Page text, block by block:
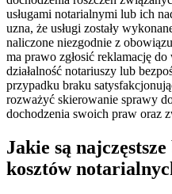
usługami notarialnymi lub ich
uzna, że usługi zostały
naliczone niezgodnie z
ma prawo zgłosić reklamację
działalność notariuszy lub
przypadku braku
rozważyć skierowanie sprawy
dochodzenia swoich praw oraz
Jakie są
kosztów